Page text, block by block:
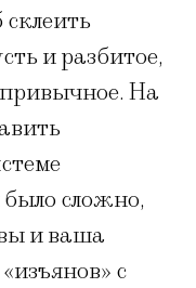
и разбитое,
привычное. На
сложно,
и ваша
с